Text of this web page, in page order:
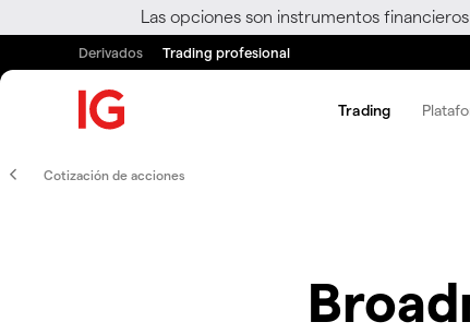
Las opciones son instrumentos
Derivados Trading profesional
Trading
Cotización de acciones